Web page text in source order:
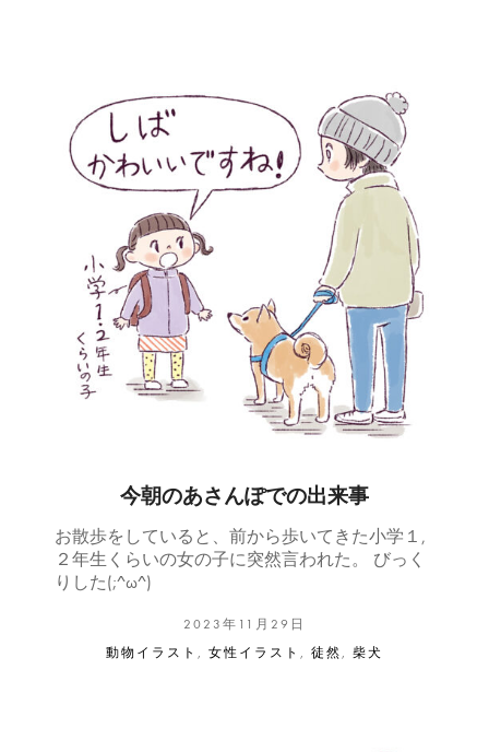
今朝のあさんぽでの出来事
お散歩をしていると、前から歩いてきた小学１,
２年生くらいの女の子に突然言われた。 びっく
りした(;^ω^)
2023年11月29日
動物イラスト , 女性イラスト , 徒然 , 柴犬